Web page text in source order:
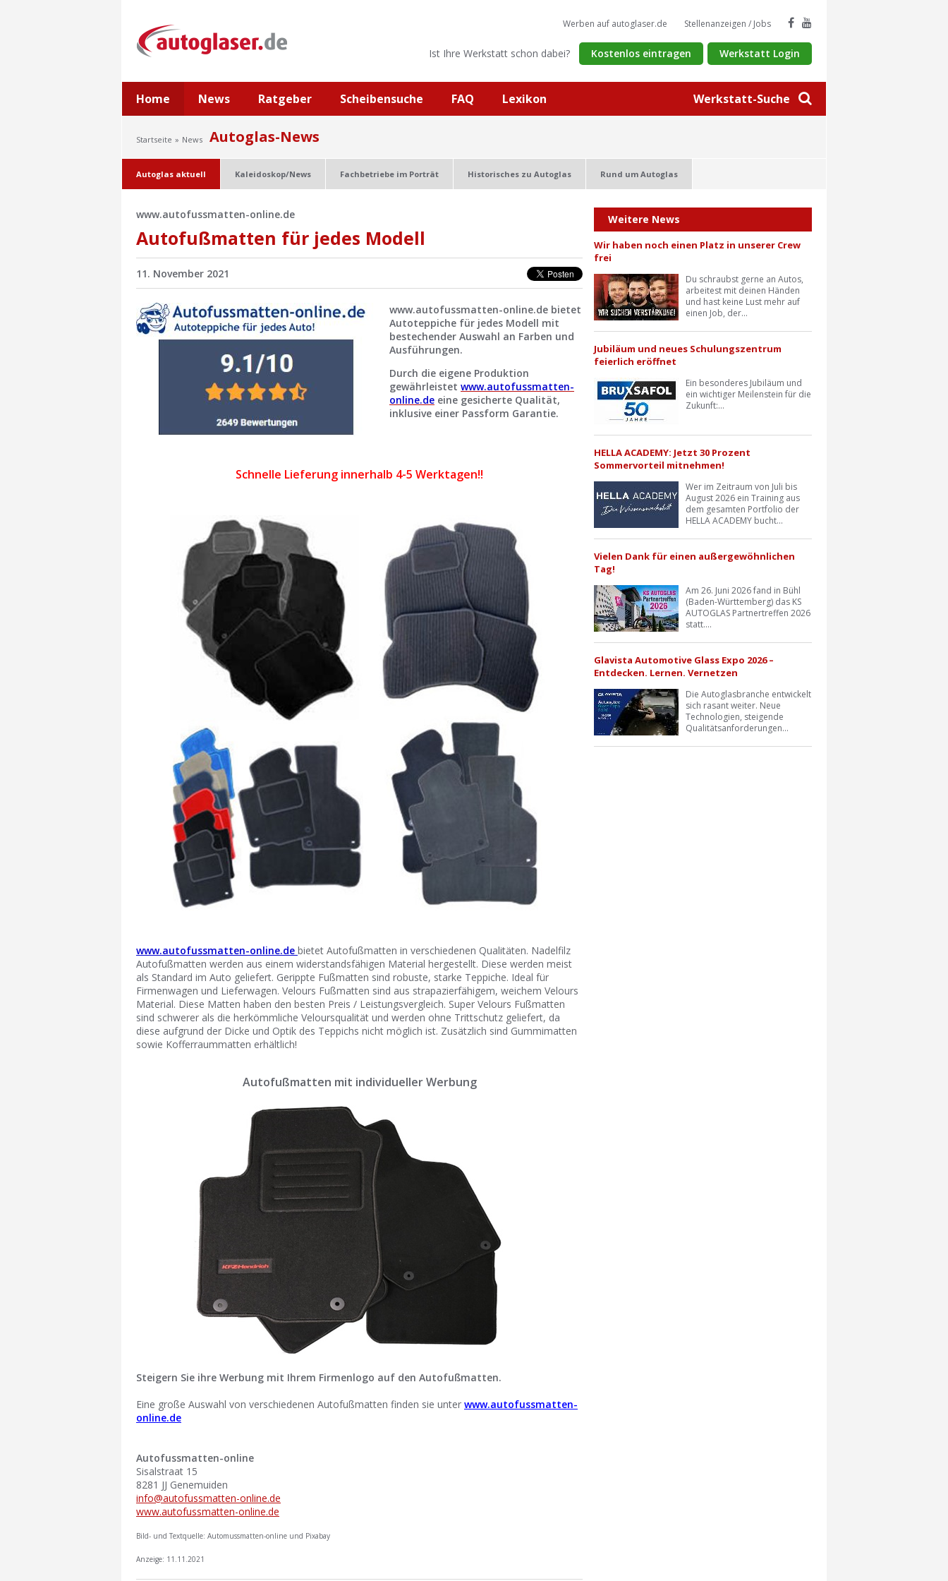
Werkstatt-Suche
Werben auf autoglaser.de Stellenanzeigen / Jobs
Ist Ihre Werkstatt schon dabei? Kostenlos eintragen Werkstatt Login
Home News Ratgeber Scheibensuche FAQ Lexikon
Startseite News Autoglas-News
Autoglas aktuell Kaleidoskop/News Fachbetriebe im Porträt Historisches zu Autoglas Rund um Autoglas
www.autofussmatten-online.de
Autofußmatten für jedes Modell
11. November 2021
www.autofussmatten-online.de bietet
Autoteppiche für jedes Modell mit
bestechender Auswahl an Farben und
Ausführungen.
Durch die eigene Produktion
gewährleistet www.autofussmatten-
online.de eine gesicherte Qualität,
inklusive einer Passform Garantie.
Schnelle Lieferung innerhalb 4-5 Werktagen!!
www.autofussmatten-online.de bietet Autofußmatten in verschiedenen Qualitäten. Nadelfilz
Autofußmatten werden aus einem widerstandsfähigen Material hergestellt. Diese werden meist
als Standard im Auto geliefert. Gerippte Fußmatten sind robuste, starke Teppiche. Ideal für
Firmenwagen und Lieferwagen. Velours Fußmatten sind aus strapazierfähigem, weichem Velours
Material. Diese Matten haben den besten Preis / Leistungsvergleich. Super Velours Fußmatten
sind schwerer als die herkömmliche Veloursqualität und werden ohne Trittschutz geliefert, da
diese aufgrund der Dicke und Optik des Teppichs nicht möglich ist. Zusätzlich sind Gummimatten
sowie Kofferraummatten erhältlich!
Autofußmatten mit individueller Werbung
Steigern Sie ihre Werbung mit Ihrem Firmenlogo auf den Autofußmatten.
Eine große Auswahl von verschiedenen Autofußmatten finden sie unter www.autofussmatten-
online.de
Autofussmatten-online
Sisalstraat 15
8281 JJ Genemuiden
info@autofussmatten-online.de
www.autofussmatten-online.de
Bild- und Textquelle: Automussmatten-online und Pixabay
Anzeige: 11.11.2021
Weitere News
Wir haben noch einen Platz in unserer Crew
frei
Du schraubst gerne an Autos,
arbeitest mit deinen Händen
und hast keine Lust mehr auf
einen Job, der...
Jubiläum und neues Schulungszentrum
feierlich eröffnet
Ein besonderes Jubiläum und
ein wichtiger Meilenstein für die
Zukunft:...
HELLA ACADEMY: Jetzt 30 Prozent
Sommervorteil mitnehmen!
Wer im Zeitraum von Juli bis
August 2026 ein Training aus
dem gesamten Portfolio der
HELLA ACADEMY bucht...
Vielen Dank für einen außergewöhnlichen
Tag!
Am 26. Juni 2026 fand in Bühl
(Baden-Württemberg) das KS
AUTOGLAS Partnertreffen 2026
statt....
Glavista Automotive Glass Expo 2026 –
Entdecken. Lernen. Vernetzen
Die Autoglasbranche entwickelt
sich rasant weiter. Neue
Technologien, steigende
Qualitätsanforderungen...